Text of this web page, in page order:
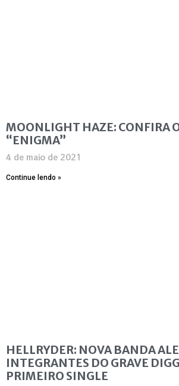
MOONLIGHT HAZE: CONFIRA
“ENIGMA”
4 de maio de 2021
Continue lendo »
HELLRYDER: NOVA BANDA
INTEGRANTES DO GRAVE
PRIMEIRO SINGLE